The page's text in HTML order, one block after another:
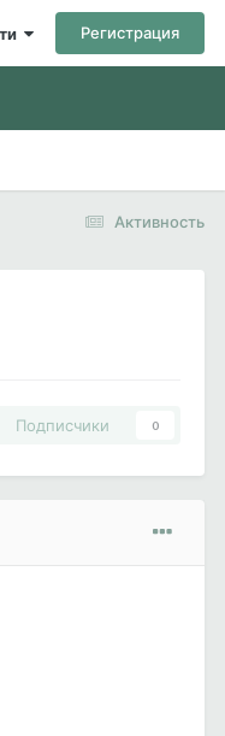
Регистрация
Активность
Подписчики 0